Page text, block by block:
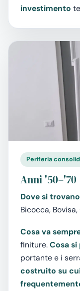
investimento
Periferia
Anni '50–'70
Dove si
Bicocca,
Cosa va
finiture.Cosa
portante e i
costruito su